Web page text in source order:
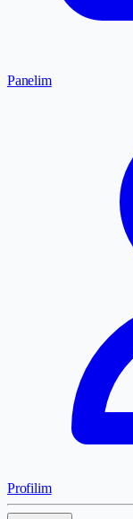
Panelim
Profilim